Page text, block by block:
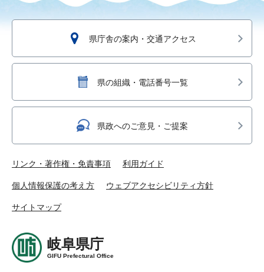
県庁舎の案内・交通アクセス
県の組織・電話番号一覧
県政へのご意見・ご提案
リンク・著作権・免責事項 利用ガイド
個人情報保護の考え方 ウェブアクセシビリティ方針
サイトマップ
岐阜県庁
GIFU Prefectural Office